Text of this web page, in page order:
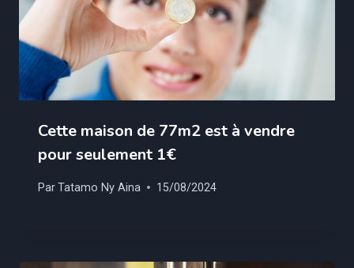
Cette maison de 77m2 est à vendre
pour seulement 1€
ParTatamo Ny Aina 15/08/2024